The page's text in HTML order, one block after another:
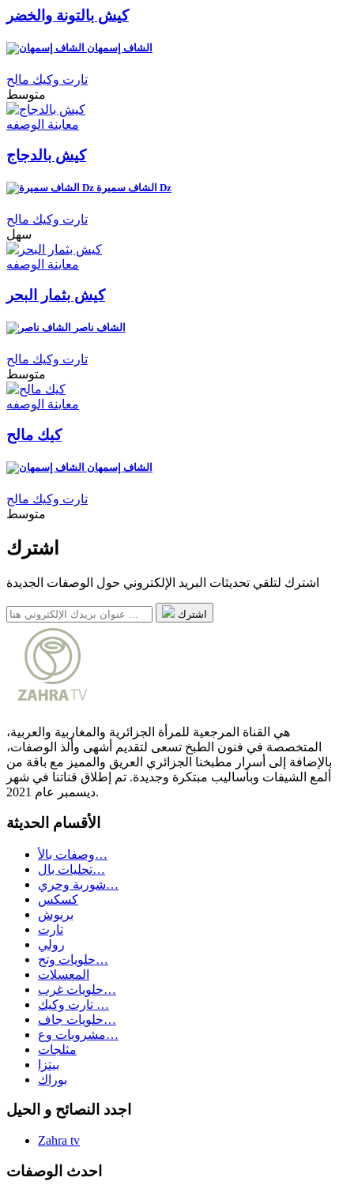
كيش بالتونة والخضر
الشاف إسمهان
تارت وكيك مالح
متوسط
معاينة الوصفه
كيش بالدجاج
الشاف سميرة Dz
تارت وكيك مالح
سهل
معاينة الوصفه
كيش بثمار البحر
الشاف ناصر
تارت وكيك مالح
متوسط
معاينة الوصفه
كيك مالح
الشاف إسمهان
تارت وكيك مالح
متوسط
اشترك
اشترك لتلقي تحديثات البريد الإلكتروني حول الوصفات الجديدة
اشترك
هي القناة المرجعية للمرأة الجزائرية والمغاربية والعربية،
المتخصصة في فنون الطبخ تسعى لتقديم أشهى وألذ الوصفات،
بالإضافة إلى أسرار مطبخنا الجزائري العريق والمميز مع باقة من
ألمع الشيفات وبأساليب مبتكرة وجديدة. تم إطلاق قناتنا في شهر
ديسمبر عام 2021.
الأقسام الحديثة
وصفات بالأ…
تحليات بال…
شوربة وحري…
كسكس
بريوش
تارت
رولي
حلويات وتح…
المعسلات
حلويات غرب…
تارت وكيك …
حلويات جاف…
مشروبات وع…
مثلجات
بيتزا
بوراك
اجدد النصائح و الحيل
Zahra tv
احدث الوصفات